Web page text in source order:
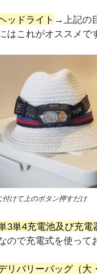
ッドライト →上記の
はこれがオススメで
付けて上のボタン押すだけ
3単4充電池及び充電
ので充電式を使って
リバリーバッグ（大